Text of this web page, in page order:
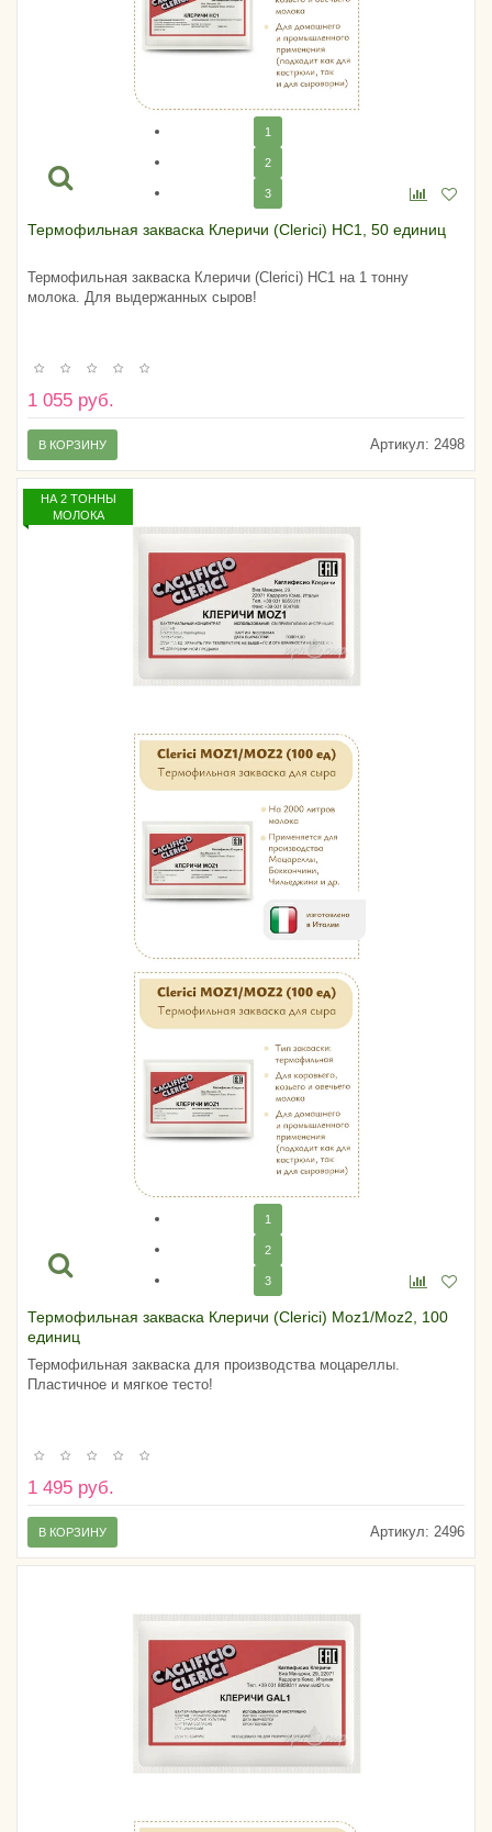
1
2
3
Термофильная закваска Клеричи (Clerici) НС1, 50 единиц
Термофильная закваска Клеричи (Clerici) НС1 на 1 тонну
молока. Для выдержанных сыров!
1 055 руб.
Артикул: 2498
В КОРЗИНУ
НА 2 ТОННЫ
МОЛОКА
1
2
3
Термофильная закваска Клеричи (Clerici) Moz1/Moz2, 100
единиц
Термофильная закваска для производства моцареллы.
Пластичное и мягкое тесто!
1 495 руб.
Артикул: 2496
В КОРЗИНУ